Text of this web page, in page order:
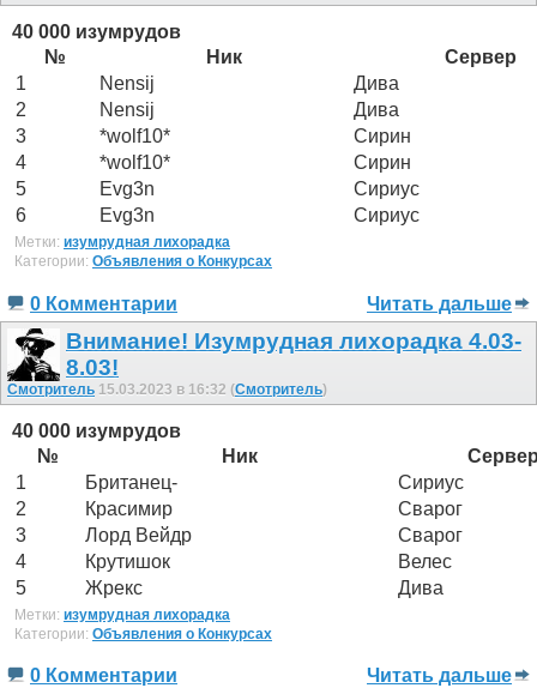
40 000 изумрудов
№
Ник
Сервер
1
Nensij
Дива
2
Nensij
Дива
3
*wolf10*
Сирин
4
*wolf10*
Сирин
5
Evg3n
Сириус
6
Evg3n Сириус
Метки: изумрудная лихорадка
Категории: Объявления о Конкурсах
0 Комментарии Читать дальше
Внимание! Изумрудная лихорадка 4.03-
8.03!
Смотритель 15.03.2023 в 16:32 (Смотритель)
40 000 изумрудов
№
Ник
1
Британец-
Сириус
2
Красимир
Сварог
3
Лорд Вейдр
Сварог
4
Крутишок
Велес
5
Жрекс Дива
Метки: изумрудная лихорадка
Категории: Объявления о Конкурсах
0 Комментарии Читать дальше